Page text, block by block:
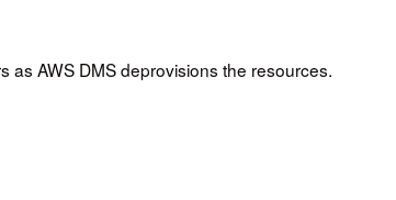
as AWS DMS deprovisions the resources.